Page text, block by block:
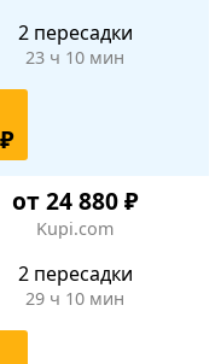
2 пересадки
23 ч 10 мин
от 24 880 ₽
Kupi.com
2 пересадки
29 ч 10 мин